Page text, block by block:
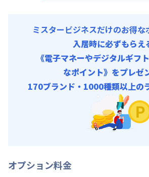
ミスタービジネスだけのお得な
入居時に必ずもらえ
《電子マネーやデジタルギフ
なポイント》をプレゼ
170ブランド・1000種類以上の
オプション料金